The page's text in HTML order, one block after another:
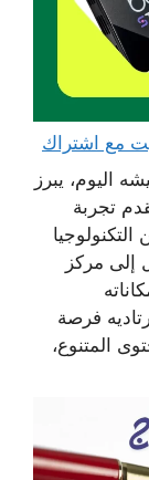
اليوم، يبرز
تجربة
إلى مركز
فرصة
المتنوع،